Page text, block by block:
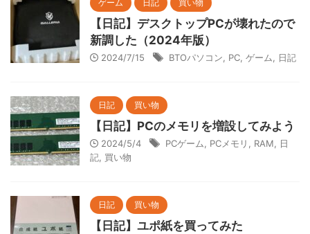
ゲーム 日記 買い物
【日記】デスクトップPCが壊れたので
新調した（2024年版）
2024/7/15 BTOパソコン PC ゲーム 日記
日記 買い物
【日記】PCのメモリを増設してみよう
2024/5/4 PCゲーム PCメモリ RAM
日
記 買い物
日記 買い物
【日記】ユポ紙を買ってみた